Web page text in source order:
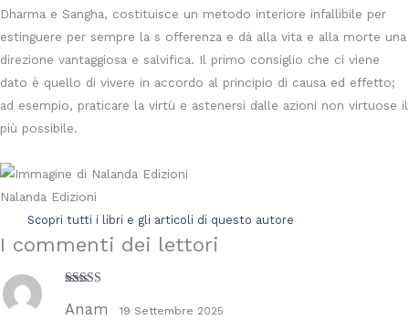
Dharma e Sangha, costituisce un metodo interiore infallibile per
estinguere per sempre la s offerenza e dà alla vita e alla morte una
direzione vantaggiosa e salvifica. Il primo consiglio che ci viene
dato è quello di vivere in accordo al principio di causa ed effetto;
ad esempio, praticare la virtù e astenersi dalle azioni non virtuose il
più possibile.
Nalanda Edizioni
Scopri tutti i libri e gli articoli di questo autore
I commenti dei lettori
su 5
Anam 19 Settembre 2025